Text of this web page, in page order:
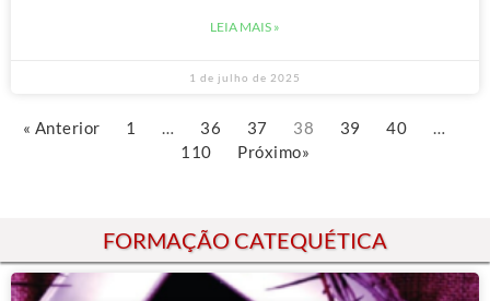
LEIA MAIS »
1 de julho de 2025
« Anterior 1 … 36 37 38 39 40
…
110
Próximo»
FORMAÇÃO CATEQUÉTICA